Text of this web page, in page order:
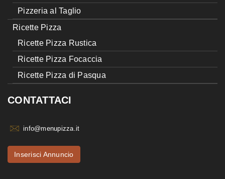
Pizzeria al Taglio
Ricette Pizza
Ricette Pizza Rustica
Ricette Pizza Focaccia
Ricette Pizza di Pasqua
CONTATTACI
info@menupizza.it
Inserisci Annuncio